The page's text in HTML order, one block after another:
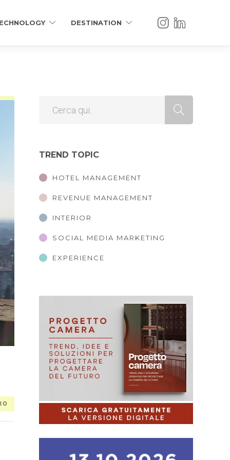
DESTINATION
TREND TOPIC
HOTEL MANAGEMENT
REVENUE MANAGEMENT
INTERIOR
SOCIAL MEDIA MARKETING
EXPERIENCE